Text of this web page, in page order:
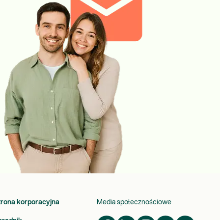
korporacyjna Media społecznościowe